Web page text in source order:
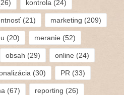
kontrola (24)
(21) marketing (209)
(20) meranie (52)
obsah (29) online (24)
(30) PR (33)
(67) reporting (26)